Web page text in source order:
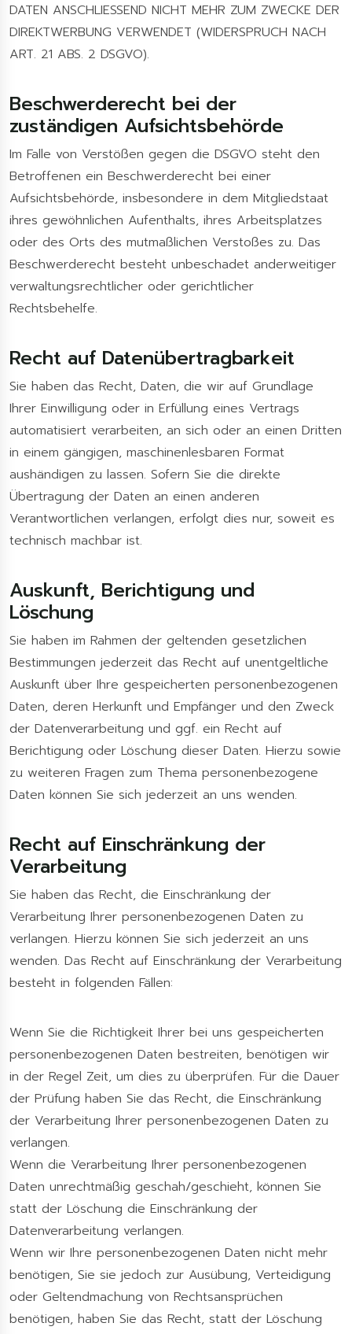
DATEN ANSCHLIESSEND NICHT MEHR ZUM ZWECKE DER
DIREKTWERBUNG VERWENDET (WIDERSPRUCH NACH
ART. 21 ABS. 2 DSGVO).
Beschwerde­recht bei der
zuständigen Aufsichts­behörde
Im Falle von Verstößen gegen die DSGVO steht den
Betroffenen ein Beschwerderecht bei einer
Aufsichtsbehörde, insbesondere in dem Mitgliedstaat
ihres gewöhnlichen Aufenthalts, ihres Arbeitsplatzes
oder des Orts des mutmaßlichen Verstoßes zu. Das
Beschwerderecht besteht unbeschadet anderweitiger
verwaltungsrechtlicher oder gerichtlicher
Rechtsbehelfe.
Recht auf Daten­übertrag­barkeit
Sie haben das Recht, Daten, die wir auf Grundlage
Ihrer Einwilligung oder in Erfüllung eines Vertrags
automatisiert verarbeiten, an sich oder an einen Dritten
in einem gängigen, maschinenlesbaren Format
aushändigen zu lassen. Sofern Sie die direkte
Übertragung der Daten an einen anderen
Verantwortlichen verlangen, erfolgt dies nur, soweit es
technisch machbar ist.
Auskunft, Berichtigung und
Löschung
Sie haben im Rahmen der geltenden gesetzlichen
Bestimmungen jederzeit das Recht auf unentgeltliche
Auskunft über Ihre gespeicherten personenbezogenen
Daten, deren Herkunft und Empfänger und den Zweck
der Datenverarbeitung und ggf. ein Recht auf
Berichtigung oder Löschung dieser Daten. Hierzu sowie
zu weiteren Fragen zum Thema personenbezogene
Daten können Sie sich jederzeit an uns wenden.
Recht auf Einschränkung der
Verarbeitung
Sie haben das Recht, die Einschränkung der
Verarbeitung Ihrer personenbezogenen Daten zu
verlangen. Hierzu können Sie sich jederzeit an uns
wenden. Das Recht auf Einschränkung der Verarbeitung
besteht in folgenden Fällen:
Wenn Sie die Richtigkeit Ihrer bei uns gespeicherten
personenbezogenen Daten bestreiten, benötigen wir
in der Regel Zeit, um dies zu überprüfen. Für die Dauer
der Prüfung haben Sie das Recht, die Einschränkung
der Verarbeitung Ihrer personenbezogenen Daten zu
verlangen.
Wenn die Verarbeitung Ihrer personenbezogenen
Daten unrechtmäßig geschah/geschieht, können Sie
statt der Löschung die Einschränkung der
Datenverarbeitung verlangen.
Wenn wir Ihre personenbezogenen Daten nicht mehr
benötigen, Sie sie jedoch zur Ausübung, Verteidigung
oder Geltendmachung von Rechtsansprüchen
benötigen, haben Sie das Recht, statt der Löschung